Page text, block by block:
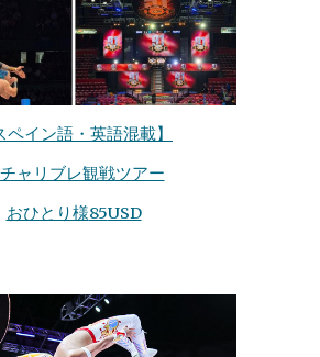
ペイン語・英語混載】
ャリブレ観戦ツアー
おひとり様85USD